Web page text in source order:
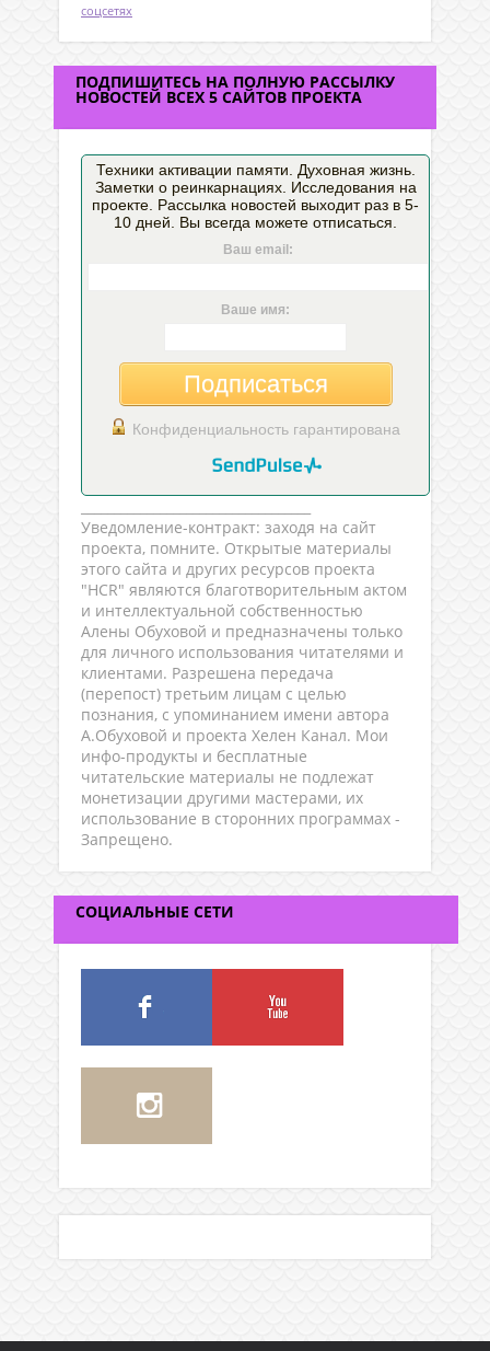
соцсетях
ПОДПИШИТЕСЬ НА ПОЛНУЮ РАССЫЛКУ
НОВОСТЕЙ ВСЕХ 5 САЙТОВ ПРОЕКТА
Техники активации памяти. Духовная жизнь.
Заметки о реинкарнациях. Исследования на
проекте. Рассылка новостей выходит раз в 5-
10 дней. Вы всегда можете отписаться.
Ваш email:
Ваше имя:
Подписаться
Конфиденциальность гарантирована
Уведомление-контракт: заходя на сайт
проекта, помните. Открытые материалы
этого сайта и других ресурсов проекта
"HCR" являются благотворительным актом
и интеллектуальной собственностью
Алены Обуховой и предназначены только
для личного использования читателями и
клиентами. Разрешена передача
(перепост) третьим лицам с целью
познания, с упоминанием имени автора
А.Обуховой и проекта Хелен Канал. Мои
инфо-продукты и бесплатные
читательские материалы не подлежат
монетизации другими мастерами, их
использование в сторонних программах -
Запрещено.
СОЦИАЛЬНЫЕ СЕТИ